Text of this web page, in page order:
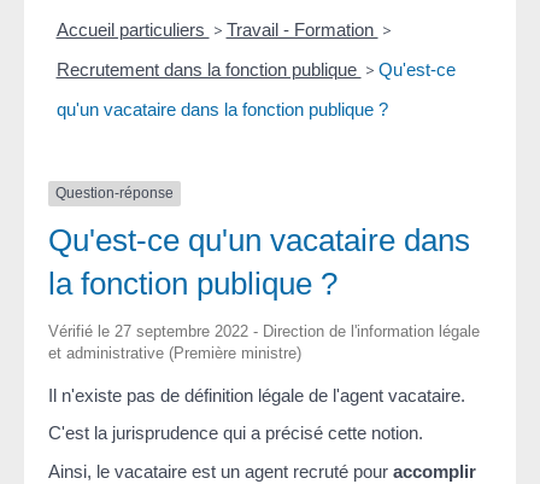
Accueil particuliers > Travail - Formation >
Recrutement dans la fonction publique > Qu'est-ce
qu'un vacataire dans la fonction publique ?
Question-réponse
Qu'est-ce qu'un vacataire dans
la fonction publique ?
Vérifié le 27 septembre 2022 - Direction de l'information légale
et administrative (Première ministre)
Il n'existe pas de définition légale de l'agent vacataire.
C'est la jurisprudence qui a précisé cette notion.
Ainsi, le vacataire est un agent recruté pour accomplir